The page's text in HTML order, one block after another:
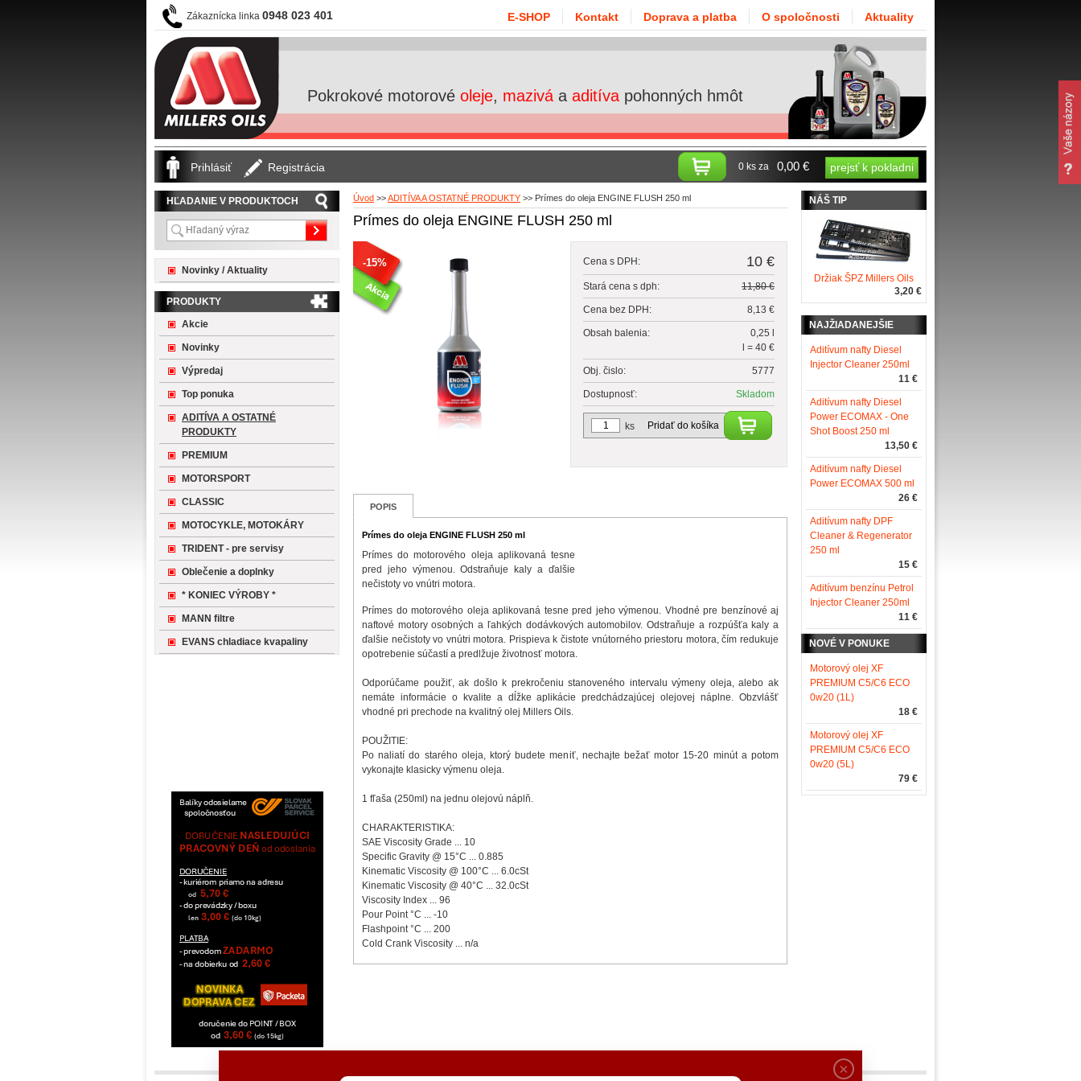
Zákaznícka linka 0948 023 401
Pokrokové motorové oleje, mazivá a aditíva pohonných hmôt
Úvod >>ADITÍVA A OSTATNÉ PRODUKTY >> Prímes do oleja ENGINE FLUSH 250 ml
Prímes do oleja ENGINE FLUSH 250 ml
-15% Cena s DPH: 10 €
Stará cena s dph: 11,80 €
Cena bez DPH: 8,13 €
Obsah balenia:
0,25 l
l = 40 €
Obj. čislo: 5777
Dostupnosť: Skladom
Pridať do košíka
ks
POPIS
Prímes do oleja ENGINE FLUSH 250 ml
Prímes do motorového oleja aplikovaná tesne
pred jeho výmenou. Odstraňuje kaly a ďalšie
nečistoty vo vnútri motora.
Prímes do motorového oleja aplikovaná tesne pred jeho výmenou. Vhodné pre benzínové aj
naftové motory osobných a ľahkých dodávkových automobilov. Odstraňuje a rozpúšťa kaly a
ďalšie nečistoty vo vnútri motora. Prispieva k čistote vnútorného priestoru motora, čím redukuje
opotrebenie súčastí a predlžuje životnosť motora.
Odporúčame použiť, ak došlo k prekročeniu stanoveného intervalu výmeny oleja, alebo ak
nemáte informácie o kvalite a dĺžke aplikácie predchádzajúcej olejovej náplne. Obzvlášť
vhodné pri prechode na kvalitný olej Millers Oils.
POUŽITIE:
Po naliatí do starého oleja, ktorý budete meniť, nechajte bežať motor 15-20 minút a potom
vykonajte klasicky výmenu oleja.
1 fľaša (250ml) na jednu olejovú náplň.
CHARAKTERISTIKA:
SAE Viscosity Grade ... 10
Specific Gravity @ 15°C ... 0.885
Kinematic Viscosity @ 100°C ... 6.0cSt
Kinematic Viscosity @ 40°C ... 32.0cSt
Viscosity Index ... 96
Pour Point °C ... -10
Flashpoint °C ... 200
Cold Crank Viscosity ... n/a
HĽADANIE V PRODUKTOCH
Novinky / Aktuality
PRODUKTY
Akcie
Novinky
Výpredaj
Top ponuka
ADITÍVA A OSTATNÉ
PRODUKTY
PREMIUM
MOTORSPORT
CLASSIC
MOTOCYKLE, MOTOKÁRY
TRIDENT - pre servisy
Oblečenie a doplnky
* KONIEC VÝROBY *
MANN filtre
EVANS chladiace kvapaliny
NÁŠ TIP
Držiak ŠPZ Millers Oils
3,20 €
NAJŽIADANEJŠIE
Aditívum nafty Diesel
Injector Cleaner 250ml
11 €
Aditívum nafty Diesel
Power ECOMAX - One
Shot Boost 250 ml
13,50 €
Aditívum nafty Diesel
Power ECOMAX 500 ml
26 €
Aditívum nafty DPF
Cleaner & Regenerator
250 ml
15 €
Aditívum benzínu Petrol
Injector Cleaner 250ml
11 €
NOVÉ V PONUKE
Motorový olej XF
PREMIUM C5/C6 ECO
0w20 (1L)
18 €
Motorový olej XF
PREMIUM C5/C6 ECO
0w20 (5L)
79 €
E-SHOP Kontakt Doprava a platba O spoločnosti Aktuality
Prihlásiť Registrácia 0 ks za 0,00 € prejsť k pokladni